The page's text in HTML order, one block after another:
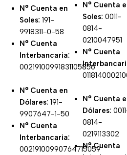
N° Cuenta en
Soles: 191-
9918311-0-58
N° Cuenta
Interbancaria:
00219100991831105856
N° Cuenta en
Dólares: 191-
9907647-1-50
N° Cuenta
Interbancaria:
00219100990764715059
N° Cuenta
Soles:0011-
0814-
0210047951
N° Cuenta
N° Cuenta
Dólares:
0814-
0219113302
N° Cuenta